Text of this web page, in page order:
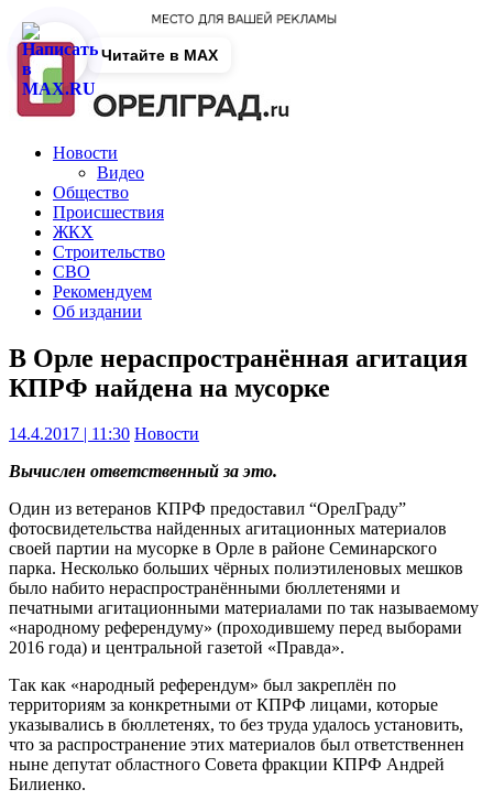
Новости
Видео
Общество
Происшествия
ЖКХ
Строительство
СВО
Рекомендуем
Об издании
В Орле нераспространённая агитация
КПРФ найдена на мусорке
14.4.2017 | 11:30 Новости
Вычислен ответственный за это.
Один из ветеранов КПРФ предоставил “ОрелГраду”
фотосвидетельства найденных агитационных материалов
своей партии на мусорке в Орле в районе Семинарского
парка. Несколько больших чёрных полиэтиленовых мешков
было набито нераспространёнными бюллетенями и
печатными агитационными материалами по так называемому
«народному референдуму» (проходившему перед выборами
2016 года) и центральной газетой «Правда».
Так как «народный референдум» был закреплён по
территориям за конкретными от КПРФ лицами, которые
указывались в бюллетенях, то без труда удалось установить,
что за распространение этих материалов был ответственнен
ныне депутат областного Совета фракции КПРФ Андрей
Билиенко.
Читайте в MAX